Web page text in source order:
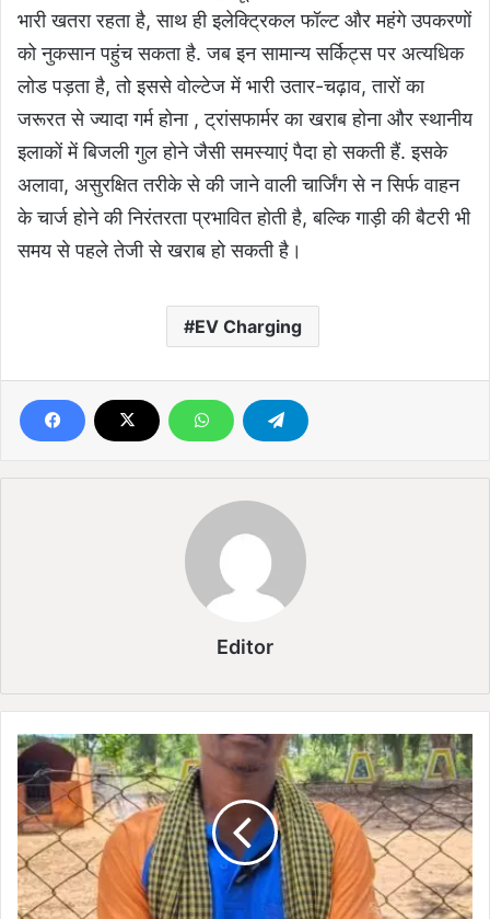
भारी खतरा रहता है, साथ ही इलेक्ट्रिकल फॉल्ट और महंगे उपकरणों
को नुकसान पहुंच सकता है. जब इन सामान्य सर्किट्स पर अत्यधिक
लोड पड़ता है, तो इससे वोल्टेज में भारी उतार-चढ़ाव, तारों का
जरूरत से ज्यादा गर्म होना , ट्रांसफार्मर का खराब होना और स्थानीय
इलाकों में बिजली गुल होने जैसी समस्याएं पैदा हो सकती हैं. इसके
अलावा, असुरक्षित तरीके से की जाने वाली चार्जिंग से न सिर्फ वाहन
के चार्ज होने की निरंतरता प्रभावित होती है, बल्कि गाड़ी की बैटरी भी
समय से पहले तेजी से खराब हो सकती है।
EV Charging
Editor
स
का
री
स
हा
य
ता